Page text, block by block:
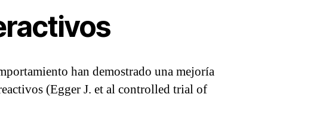
han demostrado una mejoría
(Egger J. et al controlled trial of